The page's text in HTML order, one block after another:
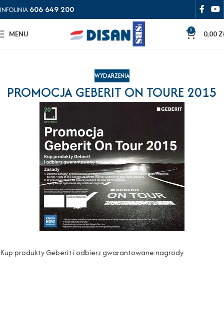
INFOLINIA 606 649 200
MENU 0 0,00
WYDARZENIA
PROMOCJA GEBERIT ON TOURE 2015
Kup produkty Geberit i odbierz gwarantowane nagrody.